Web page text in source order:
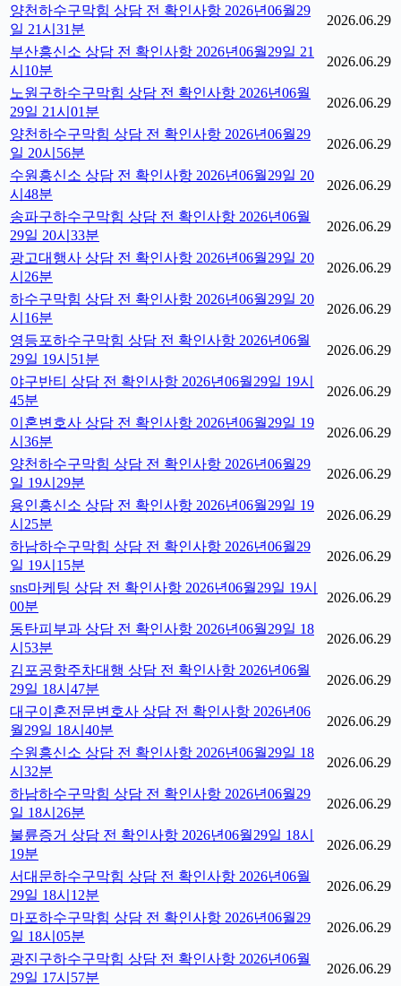
양천하수구막힘 상담 전 확인사항 2026년06월29
일 21시31분
2026.06.29
부산흥신소 상담 전 확인사항 2026년06월29일 21
시10분
2026.06.29
노원구하수구막힘 상담 전 확인사항 2026년06월
29일 21시01분
2026.06.29
양천하수구막힘 상담 전 확인사항 2026년06월29
일 20시56분
2026.06.29
수원흥신소 상담 전 확인사항 2026년06월29일 20
시48분
2026.06.29
송파구하수구막힘 상담 전 확인사항 2026년06월
29일 20시33분
2026.06.29
광고대행사 상담 전 확인사항 2026년06월29일 20
시26분
2026.06.29
하수구막힘 상담 전 확인사항 2026년06월29일 20
시16분
2026.06.29
영등포하수구막힘 상담 전 확인사항 2026년06월
29일 19시51분
2026.06.29
야구반티 상담 전 확인사항 2026년06월29일 19시
45분
2026.06.29
이혼변호사 상담 전 확인사항 2026년06월29일 19
시36분
2026.06.29
양천하수구막힘 상담 전 확인사항 2026년06월29
일 19시29분
2026.06.29
용인흥신소 상담 전 확인사항 2026년06월29일 19
시25분
2026.06.29
하남하수구막힘 상담 전 확인사항 2026년06월29
일 19시15분
2026.06.29
sns마케팅 상담 전 확인사항 2026년06월29일 19시
00분
2026.06.29
동탄피부과 상담 전 확인사항 2026년06월29일 18
시53분
2026.06.29
김포공항주차대행 상담 전 확인사항 2026년06월
29일 18시47분
2026.06.29
대구이혼전문변호사 상담 전 확인사항 2026년06
월29일 18시40분
2026.06.29
수원흥신소 상담 전 확인사항 2026년06월29일 18
시32분
2026.06.29
하남하수구막힘 상담 전 확인사항 2026년06월29
일 18시26분
2026.06.29
불륜증거 상담 전 확인사항 2026년06월29일 18시
19분
2026.06.29
서대문하수구막힘 상담 전 확인사항 2026년06월
29일 18시12분
2026.06.29
마포하수구막힘 상담 전 확인사항 2026년06월29
일 18시05분
2026.06.29
광진구하수구막힘 상담 전 확인사항 2026년06월
29일 17시57분
2026.06.29